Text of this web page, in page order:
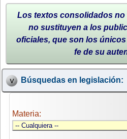
Los textos consolidados no
no sustituyen a los
oficiales, que son los
fe de su
Búsquedas en legislación:
Materia: